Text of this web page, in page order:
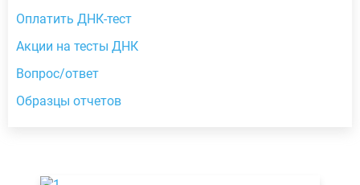
Оплатить ДНК-тест
Акции на тесты ДНК
Вопрос/ответ
Образцы отчетов